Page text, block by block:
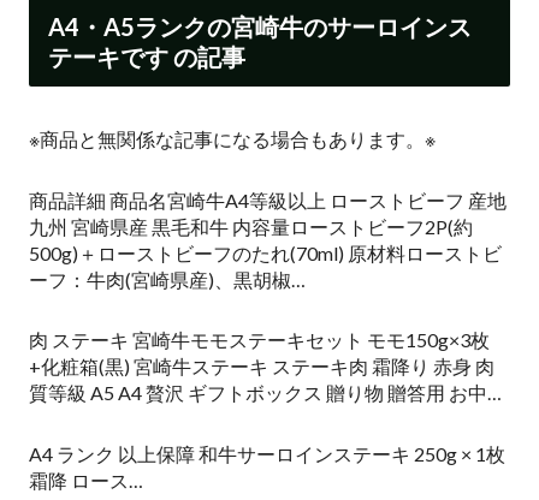
A4・A5ランクの宮崎牛のサーロインス
テーキです の記事
※商品と無関係な記事になる場合もあります。※
商品詳細 商品名宮崎牛A4等級以上 ローストビーフ 産地
九州 宮崎県産 黒毛和牛 内容量ローストビーフ2P(約
500g)＋ローストビーフのたれ(70ml) 原材料ローストビ
ーフ：牛肉(宮崎県産)、黒胡椒…
肉 ステーキ 宮崎牛モモステーキセット モモ150g×3枚
+化粧箱(黒) 宮崎牛ステーキ ステーキ肉 霜降り 赤身 肉
質等級 A5 A4 贅沢 ギフトボックス 贈り物 贈答用 お中…
A4 ランク 以上保障 和牛サーロインステーキ 250g × 1枚
霜降 ロース…